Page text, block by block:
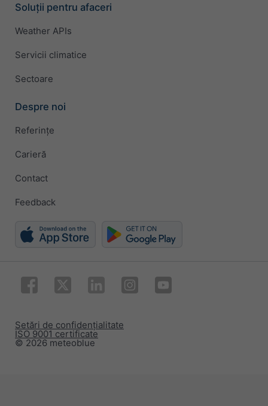
Soluții pentru afaceri
Weather APIs
Servicii climatice
Sectoare
Despre noi
Referințe
Carieră
Contact
Feedback
© 2026 meteoblue
ISO 9001 certificate
Setări de confidențialitate